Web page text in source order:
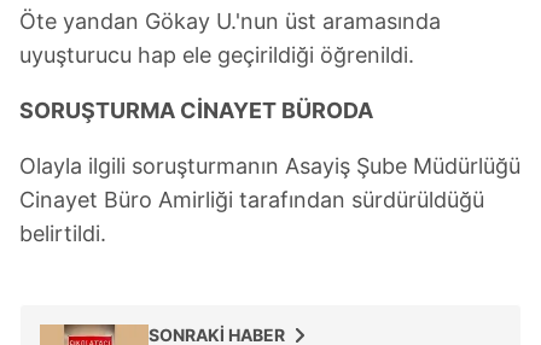
Öte yandan Gökay U.'nun üst aramasında
uyuşturucu hap ele geçirildiği öğrenildi.
SORUŞTURMA CİNAYET BÜRODA
Olayla ilgili soruşturmanın Asayiş Şube Müdürlüğü
Cinayet Büro Amirliği tarafından sürdürüldüğü
belirtildi.
SONRAKİ HABER